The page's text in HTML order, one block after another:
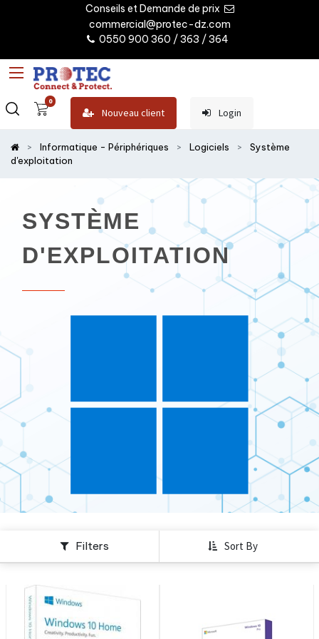
Conseils et Demande de prix
commercial@protec-dz.com
0550 900 360 / 363 / 364
0
Nouveau client Login
Informatique - Périphériques Logiciels
Système
d'exploitation
SYSTÈME
D'EXPLOITATION
Filters Sort By